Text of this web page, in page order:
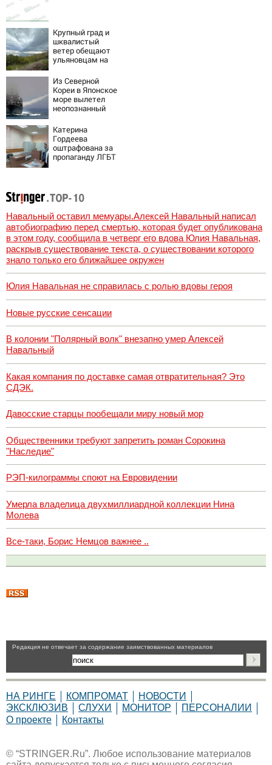
Крупный град и
шквалистый
ветер обещают
ульяновцам на
Из Северной
Кореи в Японское
море вылетел
неопознанный
Катерина
Гордеева
оштрафована за
пропаганду ЛГБТ
Навальный оставил мемуары.Алексей Навальный написал
автобиографию перед смертью, которая будет опубликована
в этом году, сообщила в четверг его вдова Юлия Навальная,
раскрыв существование текста, о существовании которого
знало только его ближайшее окружен
Юлия Навальная не справилась с ролью вдовы героя
Новые русские сенсации
В колонии "Полярный волк" внезапно умер Алексей
Навальный
Какая компания по доставке самая отвратительная? Это
СДЭК.
Давосские старцы пообещали миру новый мор
Общественники требуют запретить роман Сорокина
"Наследие"
РЭП-килограммы споют на Евровидении
Умерла владелица двухмиллиардной коллекции Нина
Молева
Все-таки, Борис Немцов важнее ..
Pедакция не отвечает за содержание заимствованных материалов
НА РИНГЕ КОМПРОМАТ
НОВОСТИ
ЭКСКЛЮЗИВ
СЛУХИ МОНИТОР
ПЕРСОНАЛИИ
О проекте
Контакты
© “STRINGER.Ru”. Любое использование материалов